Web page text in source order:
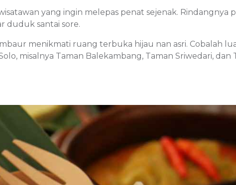
yang ingin melepas penat sejenak. Rindangnya
duduk santai sore.
menikmati ruang terbuka hijau nan asri. Cobalah
misalnya Taman Balekambang, Taman Sriwedari, dan